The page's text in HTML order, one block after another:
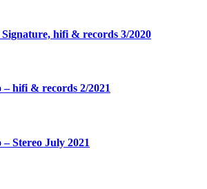
hifi & records 3/2020
– hifi & records 2/2021
Stereo July 2021